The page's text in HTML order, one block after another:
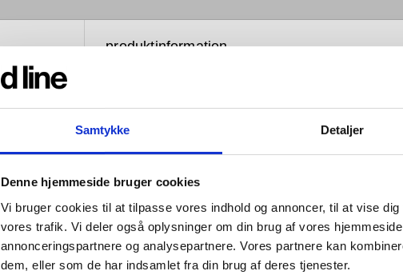
Samtykke Detaljer
Denne hjemmeside bruger cookies
Vi bruger cookies til at tilpasse vores indhold og annoncer, til at vise
vores trafik. Vi deler også oplysninger om din brug af vores
annonceringspartnere og analysepartnere. Vores partnere kan
dem, eller som de har indsamlet fra din brug af deres tjenester.
produktinformation
Knud Holscher sanitetsserien
renhed i sine linjer med
funktion, og i modsætning til
beslagsserie af individuelle,
komplementære elementer,